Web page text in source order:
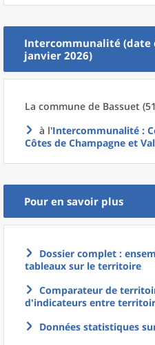
Intercommunalité (date
janvier 2026)
La commune de Bassuet
à l'Intercommunalité :
Côtes de Champagne et
Pour en savoir plus
Dossier complet :
tableaux sur le territoire
Comparateur de
d'indicateurs entre
Données statistiques